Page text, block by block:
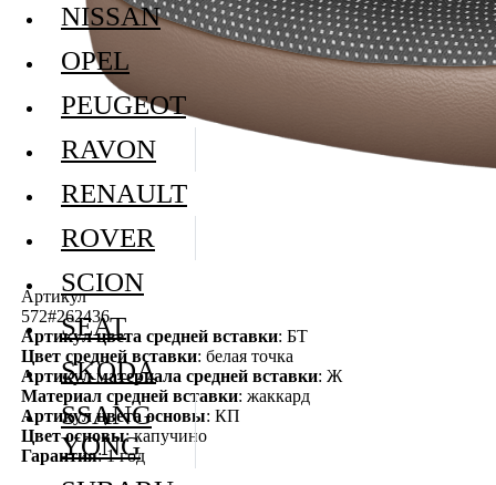
Артикул
572#262436
Артикул цвета средней вставки: БТ
Цвет средней вставки: белая точка
Артикул материала средней вставки: Ж
Материал средней вставки: жаккард
Артикул цвета основы: КП
Цвет основы: капучино
Гарантия: 1 год
NISSAN
OPEL
PEUGEOT
RAVON
RENAULT
ROVER
SCION
SEAT
SKODA
SSANG
YONG